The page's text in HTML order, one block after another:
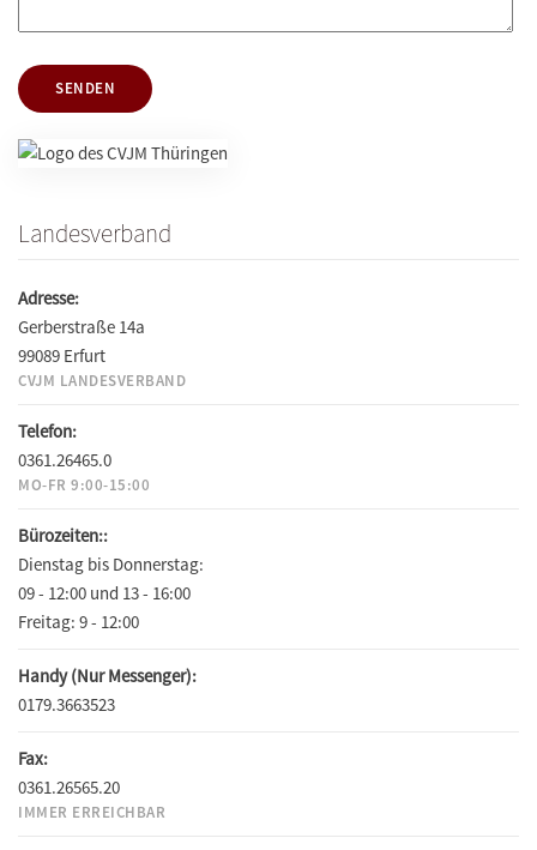
SENDEN
Landesverband
Adresse:
Gerberstraße 14a
99089 Erfurt
CVJM LANDESVERBAND
Telefon:
0361.26465.0
MO-FR 9:00-15:00
Bürozeiten::
Dienstag bis Donnerstag:
09 - 12:00 und 13 - 16:00
Freitag: 9 - 12:00
Handy (Nur Messenger):
0179.3663523
Fax:
0361.26565.20
IMMER ERREICHBAR